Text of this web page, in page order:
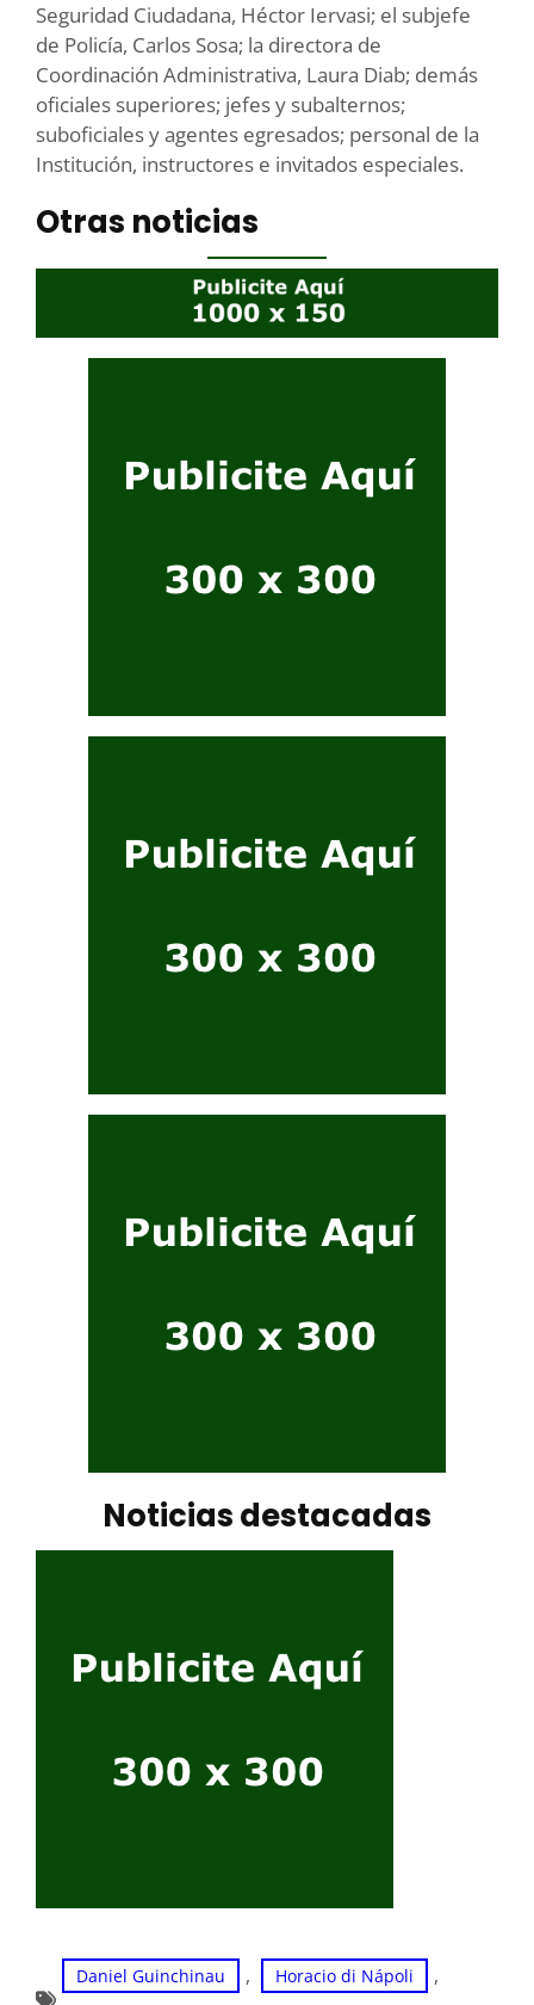
Seguridad Ciudadana, Héctor Iervasi; el subjefe
de Policía, Carlos Sosa; la directora de
Coordinación Administrativa, Laura Diab; demás
oficiales superiores; jefes y subalternos;
suboficiales y agentes egresados; personal de la
Institución, instructores e invitados especiales.
Otras noticias
Noticias destacadas
Daniel Guinchinau , Horacio di Nápoli ,